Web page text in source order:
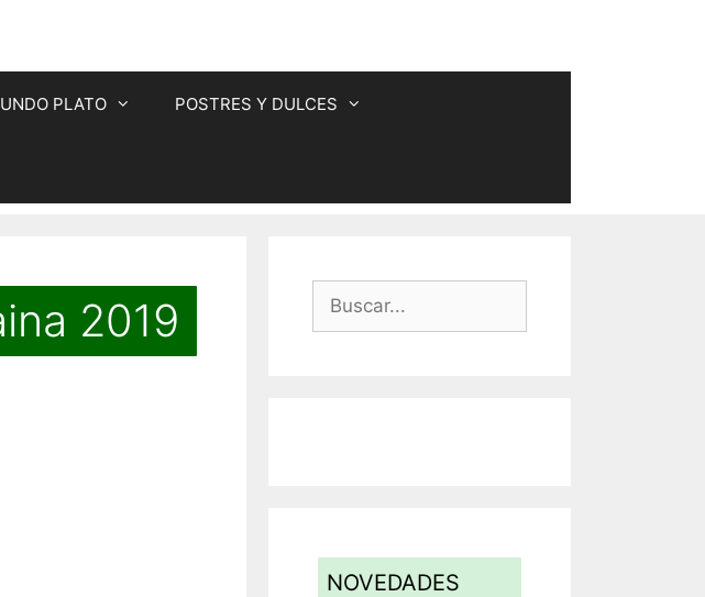
PLATO POSTRES Y DULCES
2019
Buscar:
NOVEDADES